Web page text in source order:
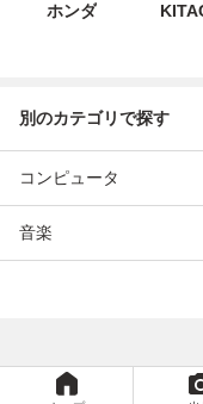
ホンダ
別のカテゴリで探す
コンピュータ
音楽